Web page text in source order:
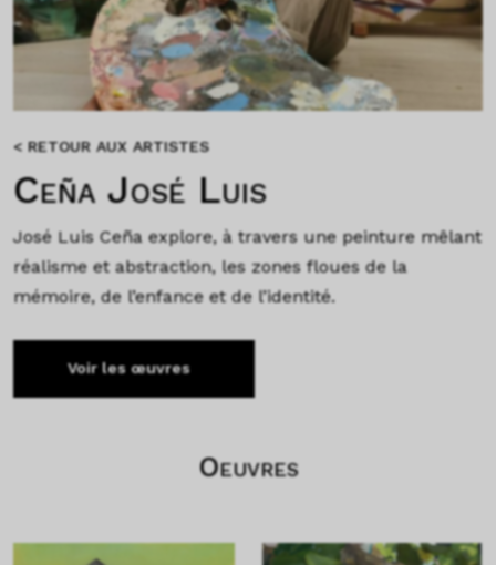
< RETOUR AUX ARTISTES
Ceña José Luis
José Luis Ceña explore, à travers une peinture mêlant
réalisme et abstraction, les zones floues de la
mémoire, de l’enfance et de l’identité.
Voir les œuvres
Oeuvres